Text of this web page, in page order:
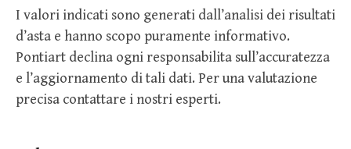
I valori indicati sono generati dall’analisi dei risultati
d’asta e hanno scopo puramente informativo.
Pontiart declina ogni responsabilita sull’accuratezza
e l’aggiornamento di tali dati. Per una valutazione
precisa contattare i nostri esperti.